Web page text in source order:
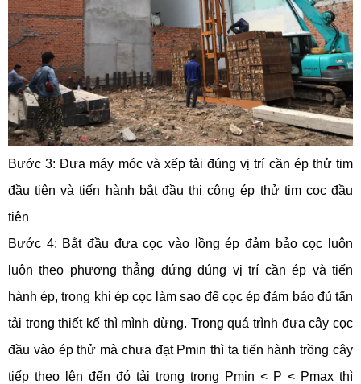
Bước 3: Đưa máy móc và xếp tải đúng vị trí cần ép thử tim
đầu tiên và tiến hành bắt đầu thi công ép thử tim cọc đầu
tiên
Bước 4: Bắt đầu đưa cọc vào lồng ép đảm bảo cọc luôn
luôn theo phương thẳng đứng đúng vị trí cần ép và tiến
hành ép, trong khi ép cọc làm sao để cọc ép đảm bảo đủ tấn
tải trong thiết kế thì mình dừng. Trong quá trình đưa cây cọc
đầu vào ép thử mà chưa đạt Pmin thì ta tiến hành trồng cây
tiếp theo lên đến đó tải trọng trọng Pmin < P < Pmax thì